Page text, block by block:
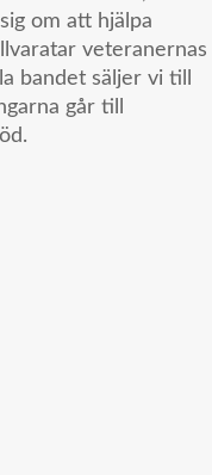
om att hjälpa
veteranernas
bandet säljer vi till
går till